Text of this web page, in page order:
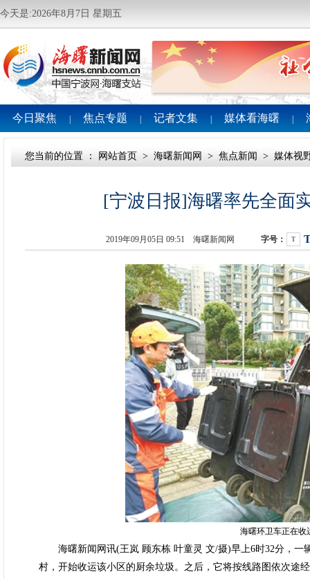
今天是:2026年8月7日 星期五
今日聚焦 焦点专题 记者文集 媒体看海曙
您当前的位置 ： 网站首页 > 海曙新闻网 > 焦点新闻 > 媒体视
[宁波日报]海曙率先全面
2019年09月05日 09:51 海曙新闻网 字号： T
海曙环卫车正在收
海曙新闻网讯(王岚 顾东栋 叶童灵 文/摄)早上6时32分，一
村，开始收运该小区的厨余垃圾。之后，它将按线路图依次途